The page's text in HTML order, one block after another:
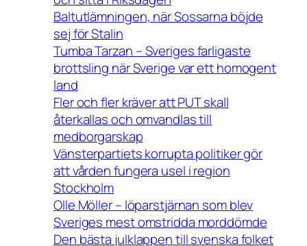
Baltutlämningen, när Sossarna böjde
sej för Stalin
Tumba Tarzan – Sveriges farligaste
brottsling när Sverige var ett homogent
land
Fler och fler kräver att PUT skall
återkallas och omvandlas till
medborgarskap
Vänsterpartiets korrupta politiker gör
att vården fungera usel i region
Stockholm
Olle Möller – löparstjärnan som blev
Sveriges mest omstridda morddömde
Den bästa julklappen till svenska folket